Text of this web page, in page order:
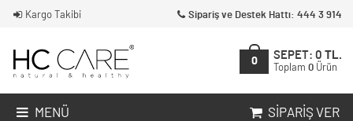
Kargo Takibi Sipariş ve Destek Hattı: 444 3 914
0
SEPET: 0 TL.
Toplam 0 Ürün
MENÜ SIPARIŞ VER